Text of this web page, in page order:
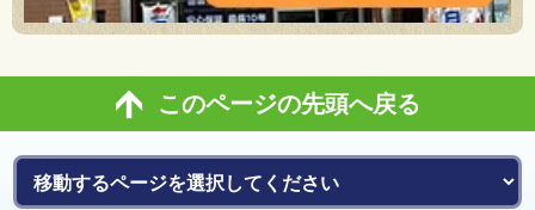
このページの先頭へ戻る